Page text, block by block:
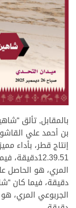
.
بالمقابل, تألق
بن أحمد علي
إنتاج قطر، بأداء
دقيقة، فيما كان